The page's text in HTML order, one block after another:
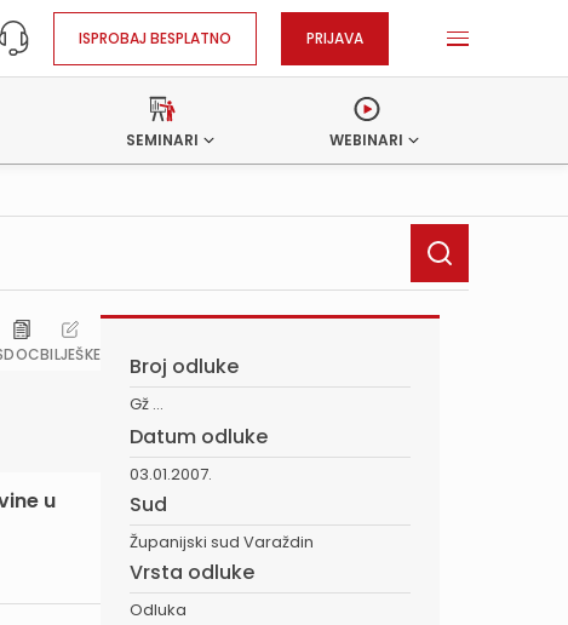
ISPROBAJ BESPLATNO PRIJAVA
SEMINARI WEBINARI
DOCBILJEŠKE
u
Broj odluke
Gž ...
Datum odluke
03.01.2007.
Sud
Županijski sud Varaždin
Vrsta odluke
Odluka